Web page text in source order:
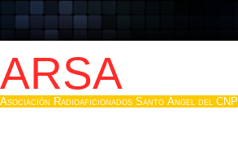
ARSA
Asociación Radioaficionados Santo Ángel del CNP